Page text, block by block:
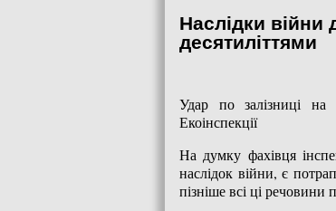
Наслідки війни
десятиліттями
Удар по залізниці
Екоінспекції
На думку фахівця
наслідок війни, є
пізніше всі ці